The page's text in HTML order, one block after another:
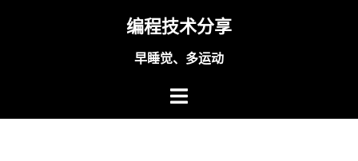
编程技术分享
早睡觉、多运动